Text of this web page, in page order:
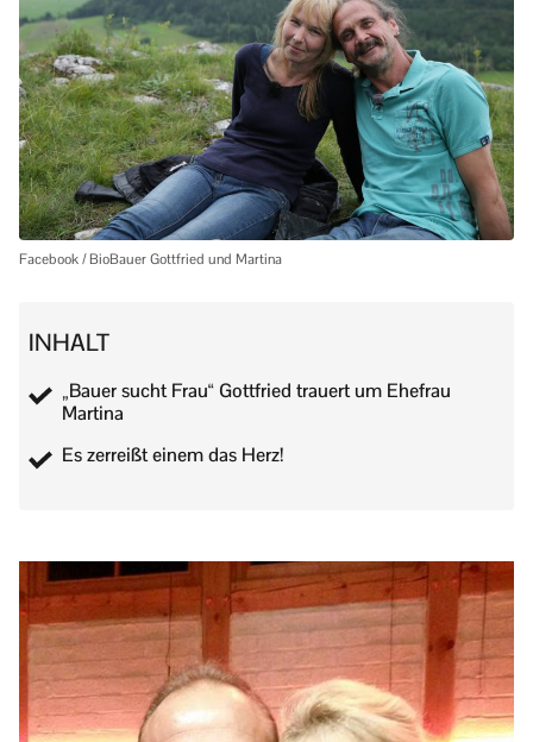
Facebook / BioBauer Gottfried und Martina
INHALT
„Bauer sucht Frau“ Gottfried trauert um Ehefrau
Martina
Es zerreißt einem das Herz!